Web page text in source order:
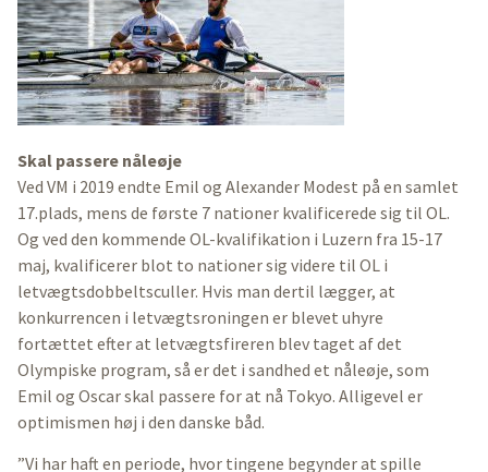
Skal passere nåleøje
Ved VM i 2019 endte Emil og Alexander Modest på en samlet
17.plads, mens de første 7 nationer kvalificerede sig til OL.
Og ved den kommende OL-kvalifikation i Luzern fra 15-17
maj, kvalificerer blot to nationer sig videre til OL i
letvægtsdobbeltsculler. Hvis man dertil lægger, at
konkurrencen i letvægtsroningen er blevet uhyre
fortættet efter at letvægtsfireren blev taget af det
Olympiske program, så er det i sandhed et nåleøje, som
Emil og Oscar skal passere for at nå Tokyo. Alligevel er
optimismen høj i den danske båd.
”Vi har haft en periode, hvor tingene begynder at spille